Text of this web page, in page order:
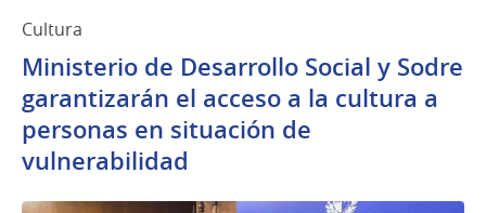
Cultura
Ministerio de Desarrollo Social y Sodre
garantizarán el acceso a la cultura a
personas en situación de
vulnerabilidad